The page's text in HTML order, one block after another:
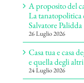
A proposito del
La tanatopolitica
Salvatore Palidda
26 Luglio 2026
Casa tua e casa
e quella degli
24 Luglio 2026